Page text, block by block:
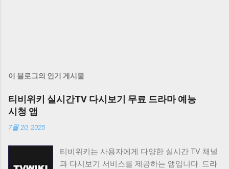
이 블로그의 인기 게시물
티비위키 실시간TV 다시보기 무료 드라마 예능
시청 앱
7월 20, 2025
티비위키는 사용자에게 다양한 실시간 TV 채널
과 다시보기 서비스를 제공하는 앱입니다. 드라